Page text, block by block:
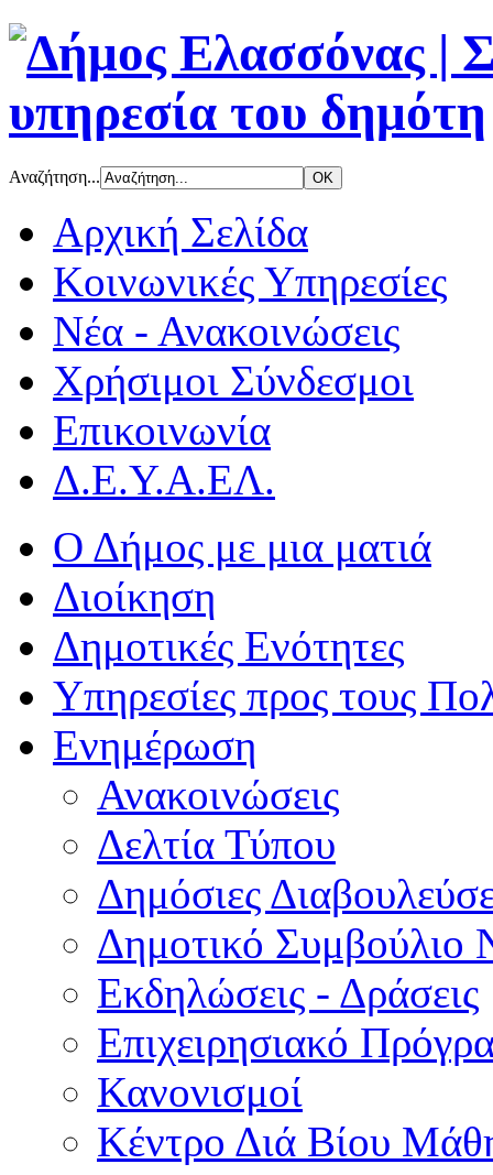
Αναζήτηση...
Αρχική Σελίδα
Κοινωνικές Υπηρεσίες
Νέα - Ανακοινώσεις
Χρήσιμοι Σύνδεσμοι
Επικοινωνία
Δ.Ε.Υ.Α.ΕΛ.
Ο Δήμος με μια ματιά
Διοίκηση
Δημοτικές Ενότητες
Υπηρεσίες προς τους
Ενημέρωση
Ανακοινώσεις
Δελτία Τύπου
Δημόσιες
Δημοτικό Συμβούλιο
Εκδηλώσεις - Δράσεις
Επιχειρησιακό
Κανονισμοί
Κέντρο Διά Βίου